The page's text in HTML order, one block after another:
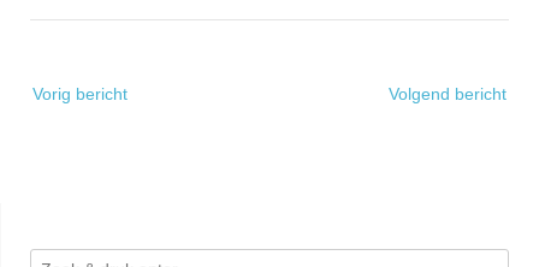
navigatie
Vorig bericht Volgend bericht